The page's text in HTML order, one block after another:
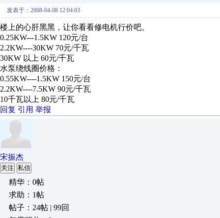
发表于：2008-04-08 12:04:03
楼上的心肝黑黑，让你看看修电机行价吧。
0.25KW---1.5KW 120元/台
2.2KW----30KW 70元/千瓦
30KW 以上 60元/千瓦
水泵绕线圈价格：
0.55KW----1.5KW 150元/台
2.2KW----7.5KW 90元/千瓦
10千瓦以上 80元/千瓦
回复 引用 举报
宋振杰
关注 私信
精华：0帖
求助：1帖
帖子：24帖 | 99回